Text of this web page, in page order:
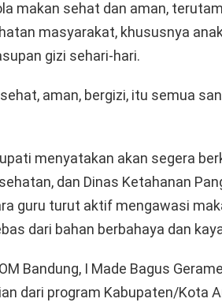
makan sehat dan aman,
masyarakat, khususnya
gizi sehari-hari.
aman, bergizi, itu semua
menyatakan akan segera
dan Dinas Ketahanan
guru turut aktif mengawasi
dari bahan berbahaya dan
Bandung, I Made Bagus
dari program Kabupaten/Kota